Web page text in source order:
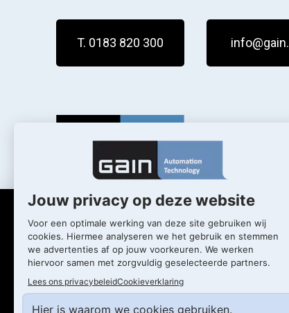
T. 0183 820 300
Wat we doen
Diensten
Wie we zijn
Werken bij